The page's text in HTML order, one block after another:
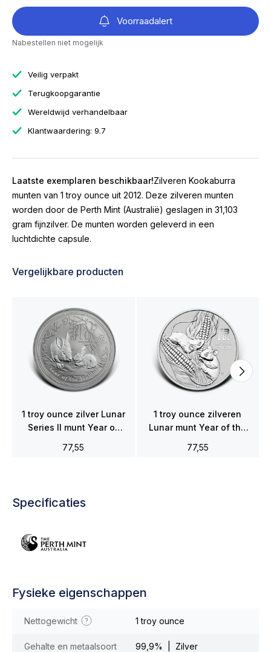
Voorraadalert
Nabestellen niet mogelijk
Veilig verpakt
Terugkoopgarantie
Wereldwijd verhandelbaar
Klantwaardering: 9.7
Laatste exemplaren beschikbaar!Zilveren Kookaburra
munten van 1 troy ounce uit 2012. Deze zilveren munten
worden door de Perth Mint (Australië) geslagen in 31,103
gram fijnzilver. De munten worden geleverd in een
luchtdichte capsule.
Vergelijkbare producten
1 troy ounce zilver Lunar
Series II munt Year of
77,55
1 troy ounce zilveren
Lunar munt Year of the
77,55
Specificaties
Fysieke eigenschappen
Nettogewicht 1 troy ounce
Gehalte en metaalsoort 99,9% | Zilver